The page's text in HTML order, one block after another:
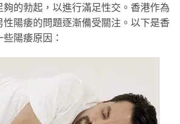
的勃起，以進行滿足性交。香港作為
陽痿的問題逐漸備受關注。以下是香
陽痿原因：